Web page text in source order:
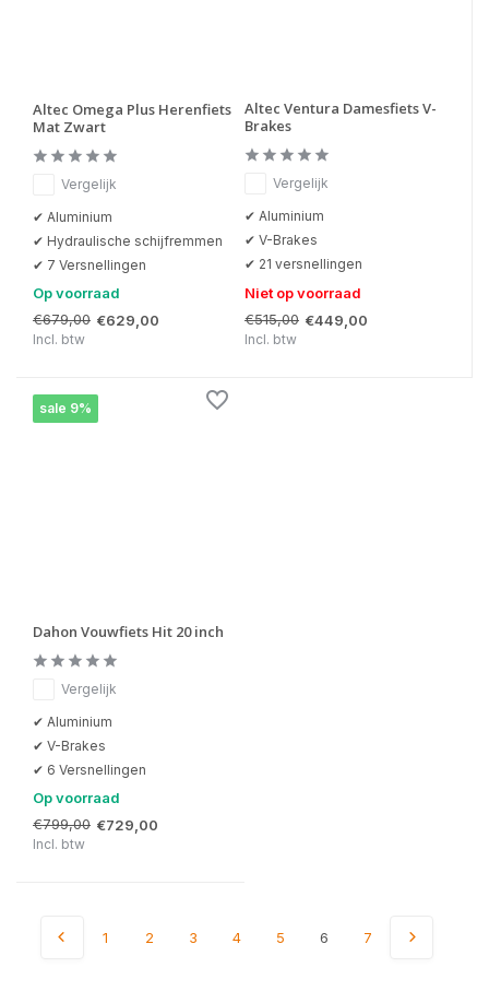
Altec Omega Plus Herenfiets
Mat Zwart
Vergelijk
✔ Aluminium
✔ Hydraulische schijfremmen
✔ 7 Versnellingen
Op voorraad
€679,00 €629,00
Incl. btw
Altec Ventura Damesfiets V-
Brakes
Vergelijk
✔ Aluminium
✔ V-Brakes
✔ 21 versnellingen
Niet op voorraad
€515,00 €449,00
Incl. btw
sale 9%
Dahon Vouwfiets Hit 20 inch
Vergelijk
✔ Aluminium
✔ V-Brakes
✔ 6 Versnellingen
Op voorraad
€799,00 €729,00
Incl. btw
1 2 3 4 5 6 7